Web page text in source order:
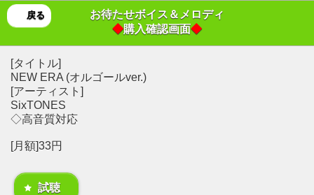
戻る
お待たせボイス＆メロディ
◆購入確認画面◆
[タイトル]
NEW ERA (オルゴールver.)
[アーティスト]
SixTONES
◇高音質対応
[月額]33円
試聴